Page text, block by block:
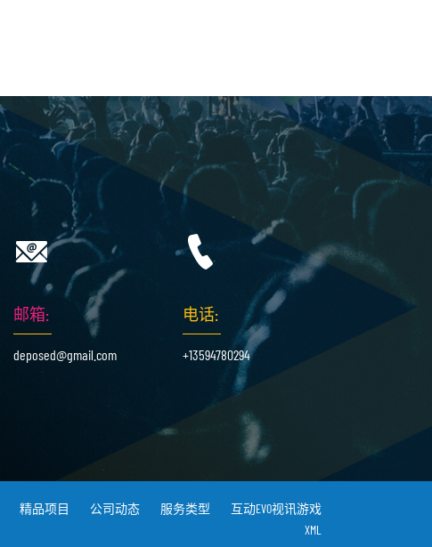
邮箱:
deposed@gmail.com
电话:
+13594780294
精品项目 公司动态 服务类型
互动EVO视讯游戏
XML